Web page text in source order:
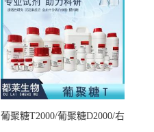
葡聚糖T2000/葡聚糖D2000/右